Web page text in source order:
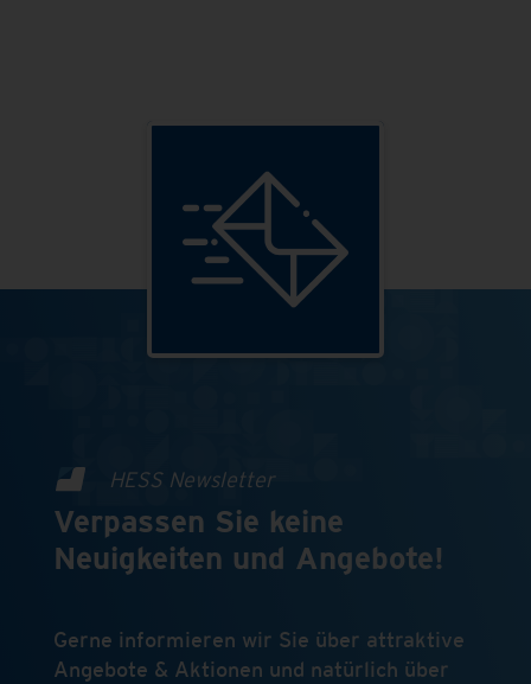
HESS Newsletter
Verpassen Sie keine
Neuigkeiten und Angebote!
Gerne informieren wir Sie über attraktive
Angebote & Aktionen und natürlich über